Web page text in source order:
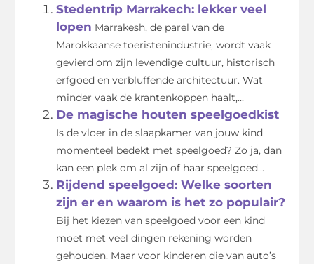
Stedentrip Marrakech: lekker veel
lopen Marrakesh, de parel van de
Marokkaanse toeristenindustrie, wordt vaak
gevierd om zijn levendige cultuur, historisch
erfgoed en verbluffende architectuur. Wat
minder vaak de krantenkoppen haalt,...
De magische houten speelgoedkist
Is de vloer in de slaapkamer van jouw kind
momenteel bedekt met speelgoed? Zo ja, dan
kan een plek om al zijn of haar speelgoed...
Rijdend speelgoed: Welke soorten
zijn er en waarom is het zo populair?
Bij het kiezen van speelgoed voor een kind
moet met veel dingen rekening worden
gehouden. Maar voor kinderen die van auto’s